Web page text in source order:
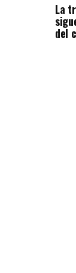
La
del